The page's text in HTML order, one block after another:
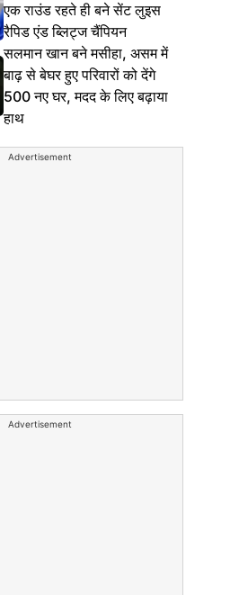
एक राउंड रहते ही बने सेंट लुइस
रैपिड एंड ब्लिट्ज चैंपियन
सलमान खान बने मसीहा, असम में
बाढ़ से बेघर हुए परिवारों को देंगे
500 नए घर, मदद के लिए बढ़ाया
हाथ
Advertisement
Advertisement